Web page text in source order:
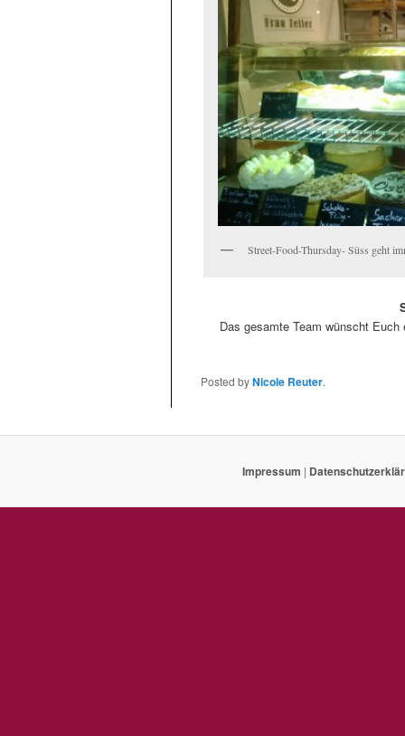
Street-Food-Thursday- Süss geht
Das gesamte Team wünscht
Posted byNicole Reuter.
Impressum |